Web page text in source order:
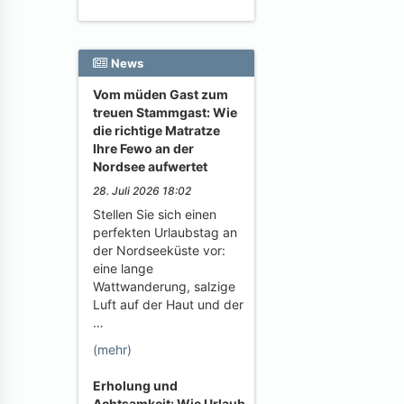
News
Vom müden Gast zum
treuen Stammgast: Wie
die richtige Matratze
Ihre Fewo an der
Nordsee aufwertet
28. Juli 2026 18:02
Stellen Sie sich einen
perfekten Urlaubstag an
der Nordseeküste vor:
eine lange
Wattwanderung, salzige
Luft auf der Haut und der
…
(mehr)
Erholung und